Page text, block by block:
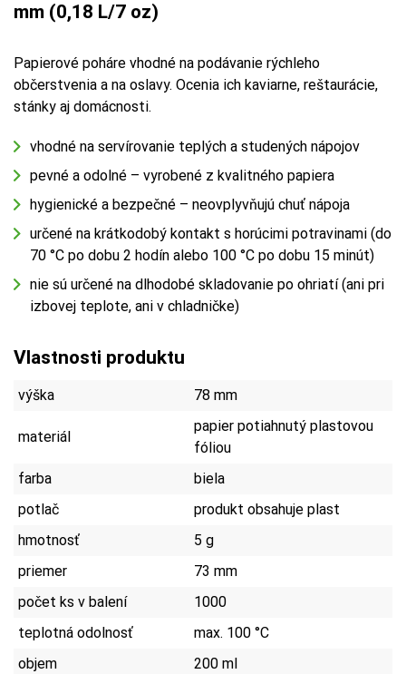
mm (0,18 L/7 oz)
Papierové poháre vhodné na podávanie rýchleho
občerstvenia a na oslavy. Ocenia ich kaviarne, reštaurácie,
stánky aj domácnosti.
vhodné na servírovanie teplých a studených nápojov
pevné a odolné – vyrobené z kvalitného papiera
hygienické a bezpečné – neovplyvňujú chuť nápoja
určené na krátkodobý kontakt s horúcimi potravinami (do
70 °C po dobu 2 hodín alebo 100 °C po dobu 15 minút)
nie sú určené na dlhodobé skladovanie po ohriatí (ani pri
izbovej teplote, ani v chladničke)
Vlastnosti produktu
výška 78 mm
materiál
papier potiahnutý plastovou
fóliou
farba
biela
potlač
produkt obsahuje plast
hmotnosť
5 g
priemer
73 mm
počet ks v balení
1000
teplotná odolnosť
max. 100 °C
objem
200 ml